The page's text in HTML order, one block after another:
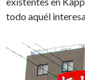
todo aquél